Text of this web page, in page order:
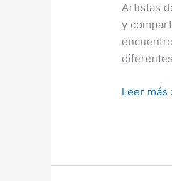
Artistas
y
de
fiesta
en
Medellín
Leer más